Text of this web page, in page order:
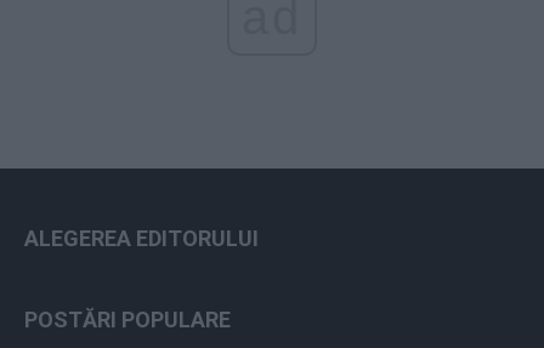
ALEGEREA EDITORULUI
POSTĂRI POPULARE